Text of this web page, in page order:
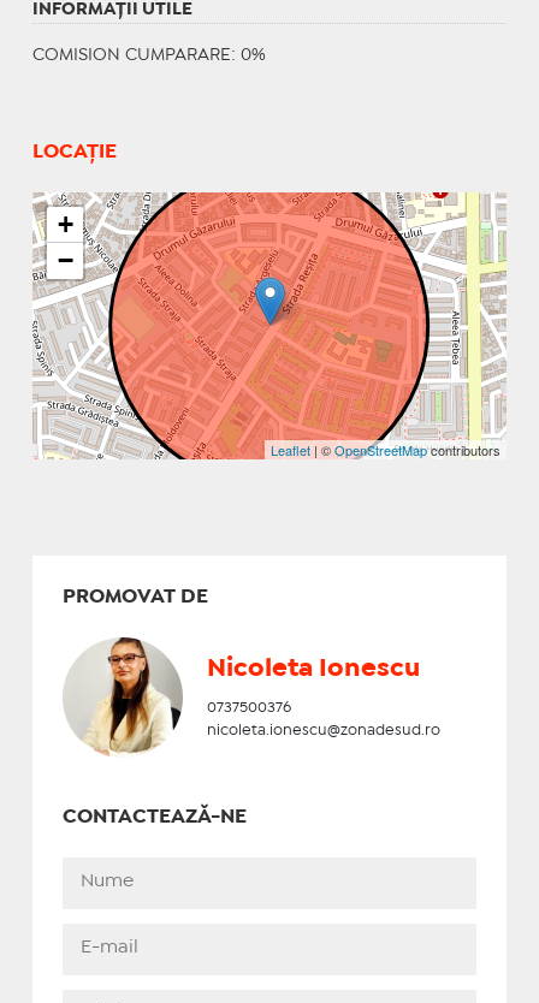
INFORMAŢII UTILE
COMISION CUMPARARE: 0%
LOCAȚIE
+
−
Leaflet | ©OpenStreetMapcontributors
PROMOVAT DE
Nicoleta Ionescu
0737500376
nicoleta.ionescu@zonadesud.ro
CONTACTEAZĂ-NE